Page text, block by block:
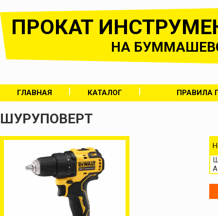
ПРОКАТ
НА
ГЛАВНАЯ КАТАЛОГ ПРАВИЛА
ШУРУПОВЕРТ